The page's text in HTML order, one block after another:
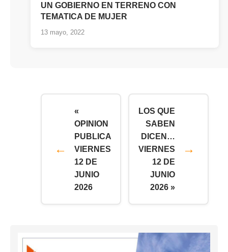
UN GOBIERNO EN TERRENO CON
TEMATICA DE MUJER
13 mayo, 2022
«
OPINION
PUBLICA
VIERNES
12 DE
JUNIO
2026
LOS QUE
SABEN
DICEN…
VIERNES
12 DE
JUNIO
2026 »